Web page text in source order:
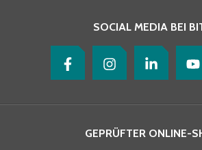
SOCIAL MEDIA BEI
GEPRÜFTER ONLINE-